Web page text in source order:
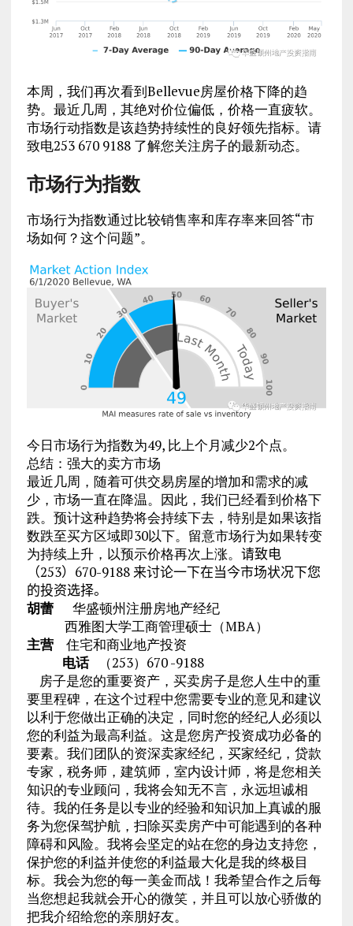
本周，我们再次看到Bellevue房屋价格下降的趋
势。最近几周，其绝对价位偏低，价格一直疲软。
市场行动指数是该趋势持续性的良好领先指标。请
致电253 670 9188 了解您关注房子的最新动态。
市场行为指数
市场行为指数通过比较销售率和库存率来回答“市
场如何？这个问题”。
今日市场行为指数为49, 比上个月减少2个点。
总结：强大的卖方市场
最近几周，随着可供交易房屋的增加和需求的减
少，市场一直在降温。因此，我们已经看到价格下
跌。预计这种趋势将会持续下去，特别是如果该指
数跌至买方区域即30以下。留意市场行为如果转变
为持续上升，以预示价格再次上涨。 请致电
（253）670-9188 来讨论一下在当今市场状况下您
的投资选择。
胡蕾华盛顿州注册房地产经纪
西雅图大学工商管理硕士（MBA）
主营住宅和商业地产投资
电话（253）670 -9188
房子是您的重要资产，买卖房子是您人生中的重
要里程碑，在这个过程中您需要专业的意见和建议
以利于您做出正确的决定，同时您的经纪人必须以
您的利益为最高利益。这是您房产投资成功必备的
要素。我们团队的资深卖家经纪，买家经纪，贷款
专家，税务师，建筑师，室内设计师，将是您相关
知识的专业顾问，我将会知无不言，永远坦诚相
待。我的任务是以专业的经验和知识加上真诚的服
务为您保驾护航，扫除买卖房产中可能遇到的各种
障碍和风险。我将会坚定的站在您的身边支持您，
保护您的利益并使您的利益最大化是我的终极目
标。我会为您的每一美金而战！我希望合作之后每
当您想起我就会开心的微笑，并且可以放心骄傲的
把我介绍给您的亲朋好友。